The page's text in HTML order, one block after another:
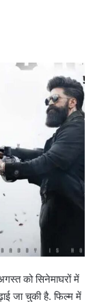
को सिनेमाघरों में
जा चुकी है. फिल्म में